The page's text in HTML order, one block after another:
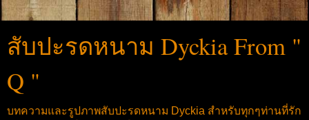
สับปะรดหนาม Dyckia From "
Q "
บทความและรูปภาพสับปะรดหนาม Dyckia สำหรับทุกๆท่านที่รัก